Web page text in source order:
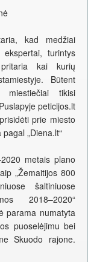
kad medžiai
turintys
pritaria kai kurių
Būtent
tikisi
peticijos.lt
prie miesto
„Diena.lt“
metais plano
„Žemaitijos 800
šaltiniuose
2018–2020“
parama numatyta
puoselėjimu bei
Skuodo rajone.